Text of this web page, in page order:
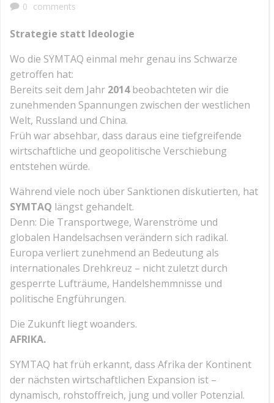
0 comments
Strategie statt Ideologie
Wo die SYMTAQ einmal mehr genau ins Schwarze
getroffen hat:
Bereits seit dem Jahr 2014beobachteten wir die
zunehmenden Spannungen zwischen der westlichen
Welt, Russland und China.
Früh war absehbar, dass daraus eine tiefgreifende
wirtschaftliche und geopolitische Verschiebung
entstehen würde.
Während viele noch über Sanktionen diskutierten, hat
SYMTAQ längst gehandelt.
Denn: Die Transportwege, Warenströme und
globalen Handelsachsen verändern sich radikal.
Europa verliert zunehmend an Bedeutung als
internationales Drehkreuz – nicht zuletzt durch
gesperrte Lufträume, Handelshemmnisse und
politische Engführungen.
Die Zukunft liegt woanders.
AFRIKA.
SYMTAQ hat früh erkannt, dass Afrika der Kontinent
der nächsten wirtschaftlichen Expansion ist –
dynamisch, rohstoffreich, jung und voller Potenzial.